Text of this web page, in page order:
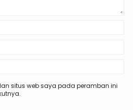
situs web saya pada peramban ini